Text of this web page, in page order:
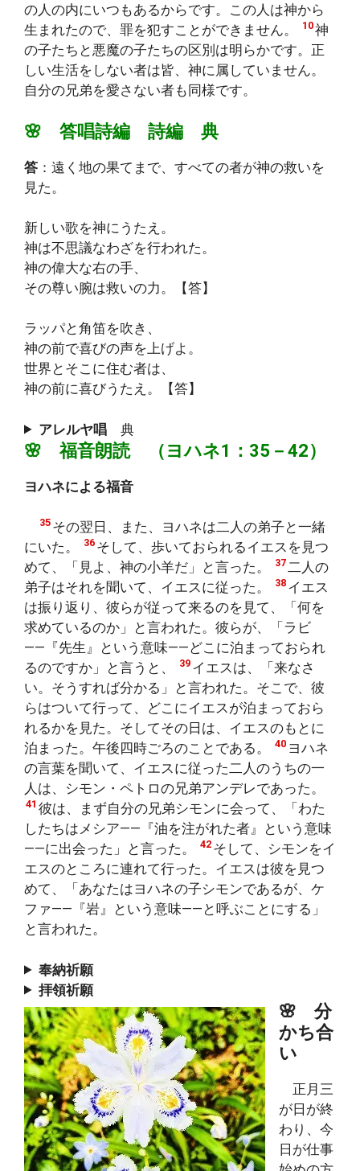
の人の内にいつもあるからです。この人は神から
生まれたので、罪を犯すことができません。
10神
の子たちと悪魔の子たちの区別は明らかです。正
しい生活をしない者は皆、神に属していません。
自分の兄弟を愛さない者も同様です。
🌸 答唱詩編 詩編 典
答 ：遠く地の果てまで、すべての者が神の救いを
見た。
新しい歌を神にうたえ。
神は不思議なわざを行われた。
神の偉大な右の手、
その尊い腕は救いの力。【答】
ラッパと角笛を吹き、
神の前で喜びの声を上げよ。
世界とそこに住む者は、
神の前に喜びうたえ。【答】
アレルヤ唱 典
🌸 福音朗読 （ヨハネ1：35－42）
ヨハネによる福音
35 その翌日、また、ヨハネは二人の弟子と一緒
にいた。
36 そして、歩いておられるイエスを見つ
めて、「見よ、神の小羊だ」と言った。
37二人の
弟子はそれを聞いて、イエスに従った。
38 イエス
は振り返り、彼らが従って来るのを見て、「何を
求めているのか」と言われた。彼らが、「ラビ
――『先生』という意味――どこに泊まっておられ
るのですか」と言うと、
39 イエスは、「来なさ
い。そうすれば分かる」と言われた。そこで、彼
らはついて行って、どこにイエスが泊まっておら
れるかを見た。そしてその日は、イエスのもとに
泊まった。午後四時ごろのことである。
40 ヨハネ
の言葉を聞いて、イエスに従った二人のうちの一
人は、シモン・ペトロの兄弟アンデレであった。
41 彼は、まず自分の兄弟シモンに会って、「わた
したちはメシア――『油を注がれた者』という意味
――に出会った」と言った。
42 そして、シモンをイ
エスのところに連れて行った。イエスは彼を見つ
めて、「あなたはヨハネの子シモンであるが、ケ
ファ――『岩』という意味――と呼ぶことにする」
と言われた。
奉納祈願
拝領祈願
🌸 分
かち合
い
正月三
が日が終
わり、今
日が仕事